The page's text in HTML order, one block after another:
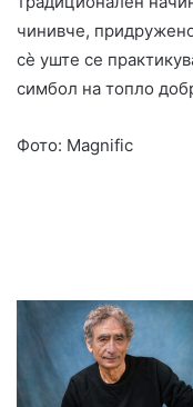
чинивче,
сè уште се
симбол на топло
Фото: Magnific